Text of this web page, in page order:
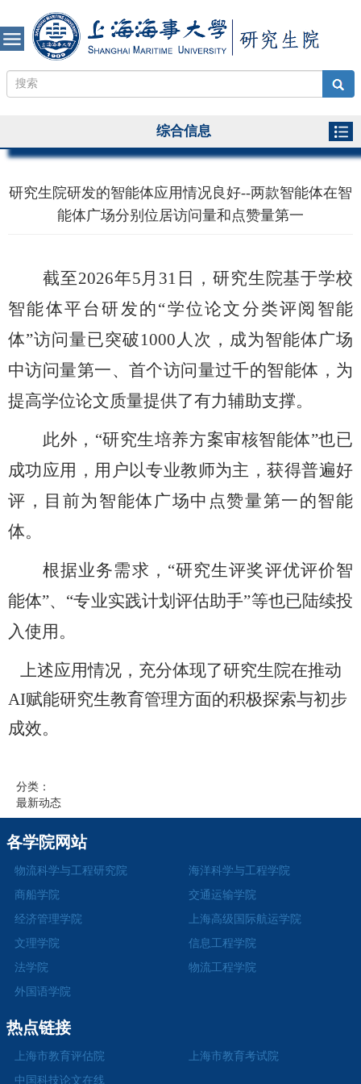
综合信息
研究生院研发的智能体应用情况良好--两款智能体在智
能体广场分别位居访问量和点赞量第一
截至2026年5月31日，研究生院基于学校
智能体平台研发的“学位论文分类评阅智能
体”访问量已突破1000人次，成为智能体广场
中访问量第一、首个访问量过千的智能体，为
提高学位论文质量提供了有力辅助支撑。
此外，“研究生培养方案审核智能体”也已
成功应用，用户以专业教师为主，获得普遍好
评，目前为智能体广场中点赞量第一的智能
体。
根据业务需求，“研究生评奖评优评价智
能体”、“专业实践计划评估助手”等也已陆续投
入使用。
上述应用情况，充分体现了研究生院在推动
AI赋能研究生教育管理方面的积极探索与初步
成效。
分类：
最新动态
各学院网站
物流科学与工程研究院
海洋科学与工程学院
商船学院
交通运输学院
经济管理学院
上海高级国际航运学院
文理学院
信息工程学院
法学院
物流工程学院
外国语学院
热点链接
上海市教育评估院
上海市教育考试院
中国科技论文在线